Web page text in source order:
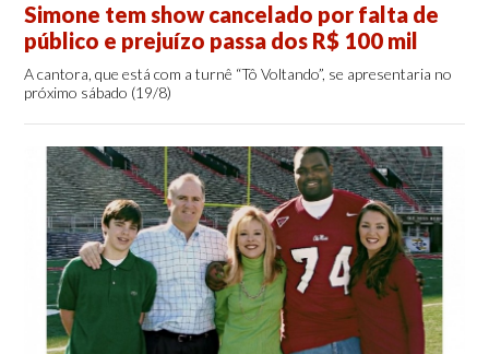
Simone tem show cancelado por falta de
público e prejuízo passa dos R$ 100 mil
A cantora, que está com a turnê “Tô Voltando”, se apresentaria no
próximo sábado (19/8)